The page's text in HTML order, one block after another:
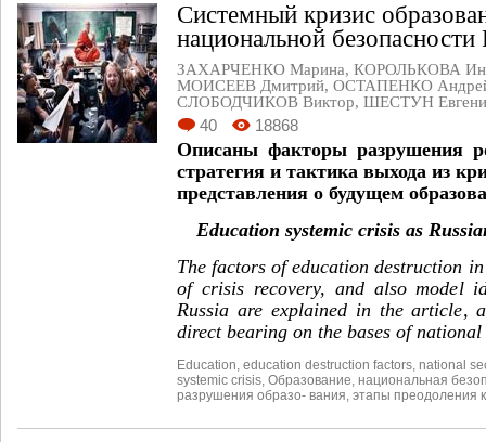
Системный кризис
национальной безопасности
ЗАХАРЧЕНКО Марина, КОРОЛЬКОВА
МОИСЕЕВ Дмитрий, ОСТАПЕНКО
СЛОБОДЧИКОВ Виктор, ШЕСТУН
40 18868
Описаны факторы разрушения
стратегия и тактика выхода из
представления о будущем
Education systemic crisis as
The factors of education destruction
of crisis recovery, and also model
Russia are explained in the article,
direct bearing on the bases of
Education education destruction factors national
systemic crisis Образование национальная
разрушения образо- вания этапы преодоления